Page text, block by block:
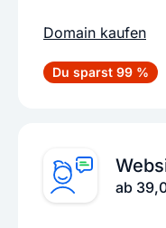
Domain kaufen
Du sparst 99 %
ab